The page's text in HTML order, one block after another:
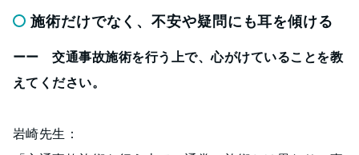
施術だけでなく、不安や疑問にも耳を傾ける
ーー 交通事故施術を行う上で、心がけていることを教
えてください。
岩崎先生：